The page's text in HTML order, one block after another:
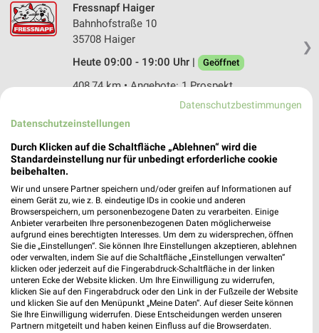
❯
Fressnapf Haiger
Bahnhofstraße 10
35708 Haiger
Heute 09:00 - 19:00 Uhr |
Geöffnet
408,74 km • Angebote: 1 Prospekt
Fressnapf Bad Nauheim
Hubert-Vergölst-Straße 16-18
61231 Bad Nauheim
401,83 km • Angebote: 1 Prospekt
Fressnapf Frankenberg
Ruhrstraße 8
35066 Frankenberg
Heute 09:30 - 18:00 Uhr | Geöffnet
357,13 km • Angebote: 1 Prospekt
Datenschutzbestimmungen
Datenschutzeinstellungen
Durch Klicken auf die Schaltfläche „Ablehnen“ wird die
Standardeinstellung nur für unbedingt erforderliche cookie
beibehalten.
Wir und unsere Partner speichern und/oder greifen auf Informationen auf
einem Gerät zu, wie z. B. eindeutige IDs in cookie und anderen
Browserspeichern, um personenbezogene Daten zu verarbeiten. Einige
Anbieter verarbeiten Ihre personenbezogenen Daten möglicherweise
aufgrund eines berechtigten Interesses. Um dem zu widersprechen, öffnen
Sie die „Einstellungen“. Sie können Ihre Einstellungen akzeptieren, ablehnen
oder verwalten, indem Sie auf die Schaltfläche „Einstellungen verwalten“
klicken oder jederzeit auf die Fingerabdruck-Schaltfläche in der linken
unteren Ecke der Website klicken. Um Ihre Einwilligung zu widerrufen,
klicken Sie auf den Fingerabdruck oder den Link in der Fußzeile der Website
und klicken Sie auf den Menüpunkt „Meine Daten“. Auf dieser Seite können
Sie Ihre Einwilligung widerrufen. Diese Entscheidungen werden unseren
Partnern mitgeteilt und haben keinen Einfluss auf die Browserdaten.